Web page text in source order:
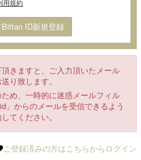
用規約
ID新規登録
きますと、ご入力頂いたメール
り致します。
め、一時的に迷惑メールフィル
」からのメールを受信できるよう
てください。
ご登録済みの方はこちらからログイン